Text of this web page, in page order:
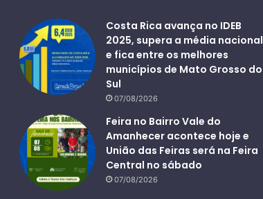
Costa Rica avança no IDEB
2025, supera a média nacional
e fica entre os melhores
municípios de Mato Grosso do
Sul
07/08/2026
Feira no Bairro Vale do
Amanhecer acontece hoje e
União das Feiras será na Feira
Central no sábado
07/08/2026